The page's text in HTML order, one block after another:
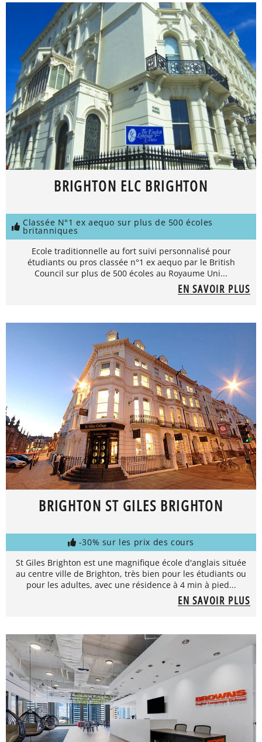
BRIGHTON ELC BRIGHTON
Classée N°1 ex aequo sur plus de 500 écoles
britanniques
Ecole traditionnelle au fort suivi personnalisé pour
étudiants ou pros classée n°1 ex aequo par le British
Council sur plus de 500 écoles au Royaume Uni...
EN SAVOIR PLUS
BRIGHTON ST GILES BRIGHTON
-30% sur les prix des cours
St Giles Brighton est une magnifique école d'anglais située
au centre ville de Brighton, très bien pour les étudiants ou
pour les adultes, avec une résidence à 4 min à pied...
EN SAVOIR PLUS